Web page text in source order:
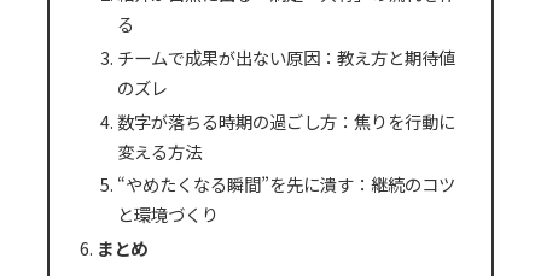
る
チームで成果が出ない原因：教え方と期待値
のズレ
数字が落ちる時期の過ごし方：焦りを行動に
変える方法
“やめたくなる瞬間”を先に潰す：継続のコツ
と環境づくり
まとめ